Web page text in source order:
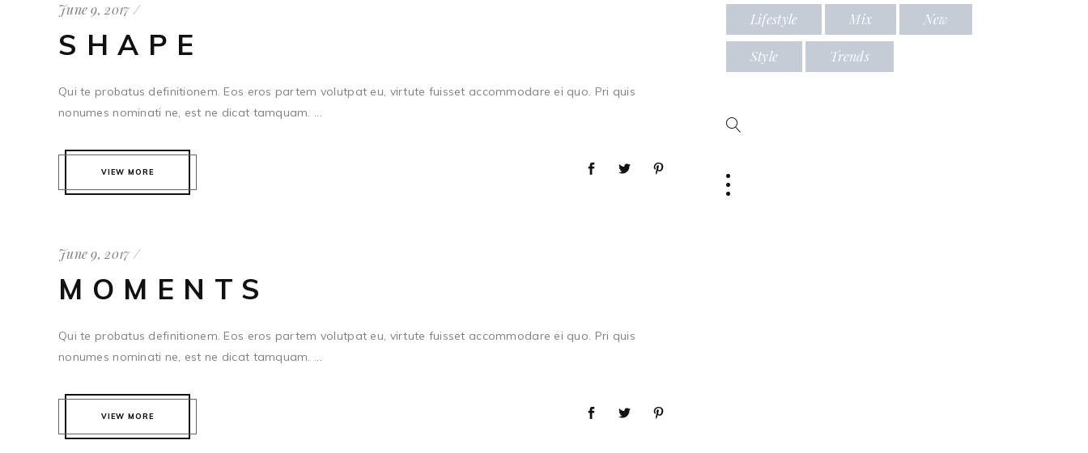
June 9, 2017
SHAPE
Qui te probatus definitionem. Eos eros partem volutpat eu, virtute fuisset accommodare ei quo. Pri quis
nonumes nominati ne, est ne dicat tamquam. ...
VIEW MORE
June 9, 2017
MOMENTS
Qui te probatus definitionem. Eos eros partem volutpat eu, virtute fuisset accommodare ei quo. Pri quis
nonumes nominati ne, est ne dicat tamquam. ...
VIEW MORE
Lifestyle Mix New
Style Trends